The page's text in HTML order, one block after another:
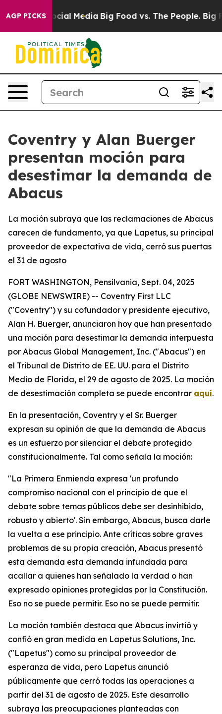
AGP PICKS
on Social Media Big Food vs. The People. Big
Coventry y Alan Buerger
presentan moción para
desestimar la demanda de
Abacus
La moción subraya que las reclamaciones de Abacus
carecen de fundamento, ya que Lapetus, su principal
proveedor de expectativa de vida, cerró sus puertas
el 31 de agosto
FORT WASHINGTON, Pensilvania, Sept. 04, 2025
(GLOBE NEWSWIRE) -- Coventry First LLC
("Coventry") y su cofundador y presidente ejecutivo,
Alan H. Buerger, anunciaron hoy que han presentado
una moción para desestimar la demanda interpuesta
por Abacus Global Management, Inc. ("Abacus") en
el Tribunal de Distrito de EE. UU. para el Distrito
Medio de Florida, el 29 de agosto de 2025. La moción
de desestimación completa se puede encontrar aquí.
En la presentación, Coventry y el Sr. Buerger
expresan su opinión de que la demanda de Abacus
es un esfuerzo por silenciar el debate protegido
constitucionalmente. Tal como señala la moción:
"La Primera Enmienda expresa 'un profundo
compromiso nacional con el principio de que el
debate sobre temas públicos debe ser desinhibido,
robusto y abierto'. Sin embargo, Abacus, busca darle
la vuelta a ese principio. Ante críticas sobre graves
problemas de su propia creación, Abacus presentó
esta demanda esta demanda infundada para
acallar a quienes han señalado la verdad o han
expresado opiniones protegidas por la Constitución.
Eso no se puede permitir. Eso no se puede permitir.
La moción también destaca que Abacus invirtió y
confió en gran medida en Lapetus Solutions, Inc.
("Lapetus") como su principal proveedor de
esperanza de vida, pero Lapetus anunció
públicamente que cerró todas las operaciones a
partir del 31 de agosto de 2025. Este desarrollo
subraya las preocupaciones planteadas con